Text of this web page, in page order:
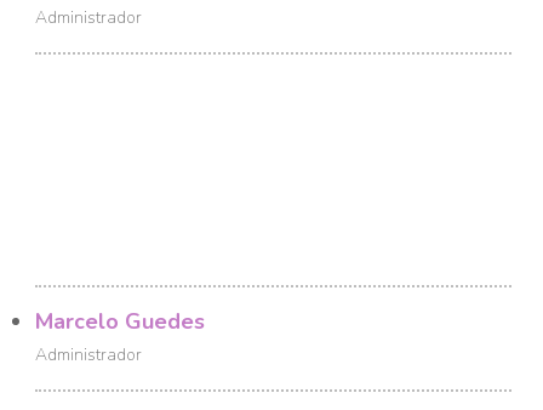
Administrador
Marcelo Guedes
Administrador